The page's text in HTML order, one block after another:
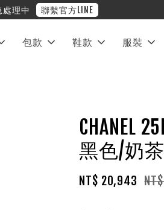
❤︎ 全館滿兩萬享免運
包款 鞋款 服裝
CHANEL
黑色/奶
NT$ 20,943